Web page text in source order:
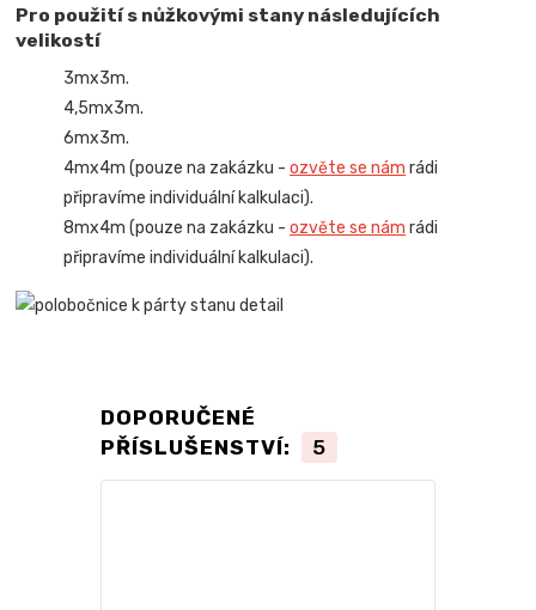
Pro použití s nůžkovými stany následujících
velikostí
3mx3m.
4,5mx3m.
6mx3m.
4mx4m (pouze na zakázku -ozvěte se nám rádi
připravíme individuální kalkulaci).
8mx4m (pouze na zakázku -ozvěte se nám rádi
připravíme individuální kalkulaci).
DOPORUČENÉ
PŘÍSLUŠENSTVÍ:
5